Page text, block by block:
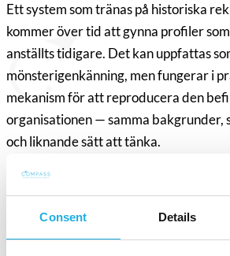
Consent Details
Ett system som tränas på historiska
kommer över tid att gynna profiler
anställts tidigare. Det kan uppfattas
mönsterigenkänning, men fungerar i
mekanism för att reproducera den
organisationen — samma bakgrunder,
och liknande sätt att tänka.
Mångfald i rekrytering handlar inte
Det handlar om erfarenheter,
och bredden i hur ett team tänker.
kandidatpoolen till dem som liknar